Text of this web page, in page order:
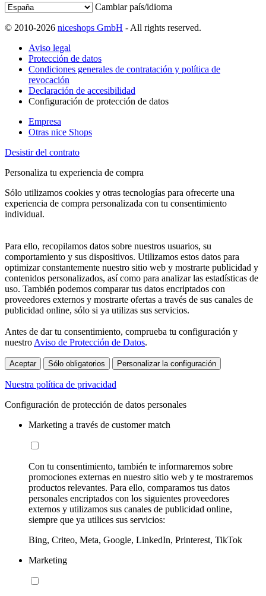
Cambiar país/idioma
© 2010-2026 niceshops GmbH - All rights reserved.
Aviso legal
Protección de datos
Condiciones generales de contratación y política de
revocación
Declaración de accesibilidad
Configuración de protección de datos
Empresa
Otras nice Shops
Desistir del contrato
Personaliza tu experiencia de compra
Sólo utilizamos cookies y otras tecnologías para ofrecerte una
experiencia de compra personalizada con tu consentimiento
individual.
Para ello, recopilamos datos sobre nuestros usuarios, su
comportamiento y sus dispositivos. Utilizamos estos datos para
optimizar constantemente nuestro sitio web y mostrarte publicidad y
contenidos personalizados, así como para analizar las estadísticas de
uso. También podemos comparar tus datos encriptados con
proveedores externos y mostrarte ofertas a través de sus canales de
publicidad online, sólo si ya utilizas sus servicios.
Antes de dar tu consentimiento, comprueba tu configuración y
nuestro Aviso de Protección de Datos.
Aceptar Sólo obligatorios Personalizar la configuración
Nuestra política de privacidad
Configuración de protección de datos personales
Marketing a través de customer match
Con tu consentimiento, también te informaremos sobre
promociones externas en nuestro sitio web y te mostraremos
productos relevantes. Para ello, comparamos tus datos
personales encriptados con los siguientes proveedores
externos y utilizamos sus canales de publicidad online,
siempre que ya utilices sus servicios:
Bing, Criteo, Meta, Google, LinkedIn, Printerest, TikTok
Marketing